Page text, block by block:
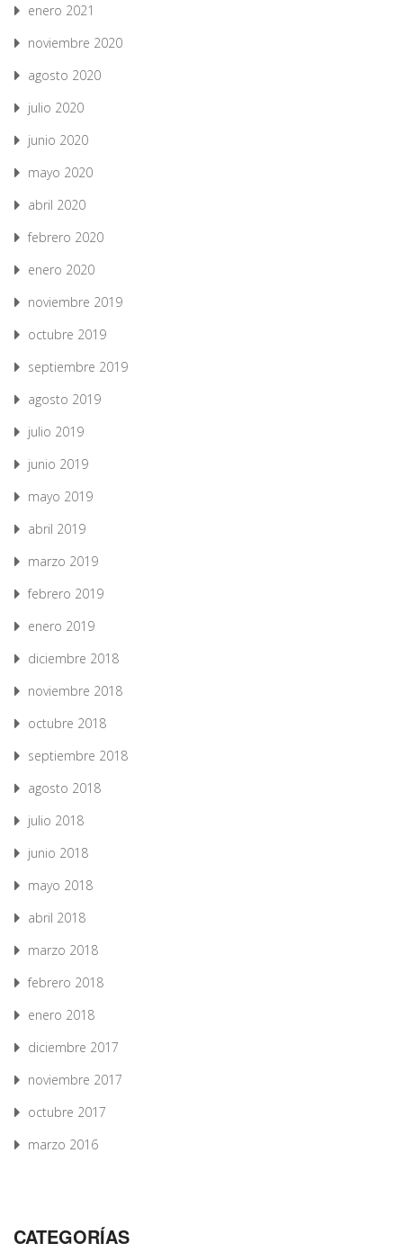
enero 2021
noviembre 2020
agosto 2020
julio 2020
junio 2020
mayo 2020
abril 2020
febrero 2020
enero 2020
noviembre 2019
octubre 2019
septiembre 2019
agosto 2019
julio 2019
junio 2019
mayo 2019
abril 2019
marzo 2019
febrero 2019
enero 2019
diciembre 2018
noviembre 2018
octubre 2018
septiembre 2018
agosto 2018
julio 2018
junio 2018
mayo 2018
abril 2018
marzo 2018
febrero 2018
enero 2018
diciembre 2017
noviembre 2017
octubre 2017
marzo 2016
CATEGORÍAS